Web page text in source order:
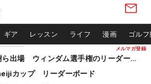
メルマガ登録
ギア レッスン ライフ 漫画 ゴル
松山英樹ら出場 ウィンダム選手権のリーダーボード
カップ リーダーボード